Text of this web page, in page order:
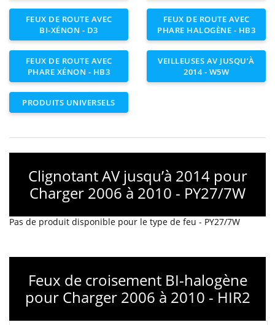
FEUX DE ROUTE AVEC
BI-XÉNON - D3
FEUX DE ROUTE AVEC
PHARE HALOGÈNE - HB3
FEUX DE ROUTE AVEC
PHARE XÉNON - HB3
VEILLEUSES AV JUSQU’À
2014 - W5W
PRODUITS UNIVERSELS
Clignotant AV jusqu’à 2014 pour
Charger 2006 à 2010 - PY27/7W
Pas de produit disponible pour le type de feu - PY27/7W
Feux de croisement BI-halogène
pour Charger 2006 à 2010 - HIR2